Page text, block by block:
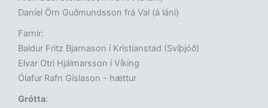
Daníel Örn Guðmundsson frá Val (á láni)
Farnir:
Baldur Fritz Bjarnason í Kristianstad (Svíþjóð)
Elvar Otri Hjálmarsson í Víking
Ólafur Rafn Gíslason - hættur
Grótta: